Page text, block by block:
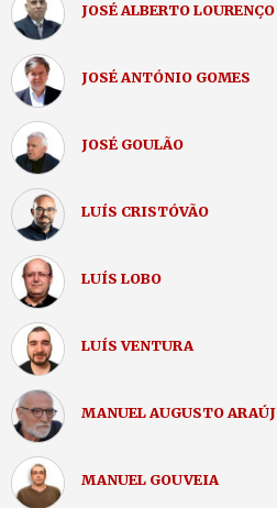
JOSÉ ALBERTO LOURENÇO
JOSÉ ANTÓNIO GOMES
JOSÉ GOULÃO
LUÍS CRISTÓVÃO
LUÍS LOBO
LUÍS VENTURA
MANUEL AUGUSTO
MANUEL GOUVEIA